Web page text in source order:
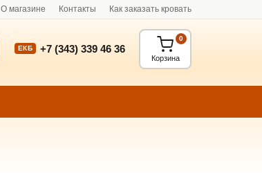
О магазине Контакты Как заказать кровать
ЕКБ +7 (343) 339 46 36
Корзина
0